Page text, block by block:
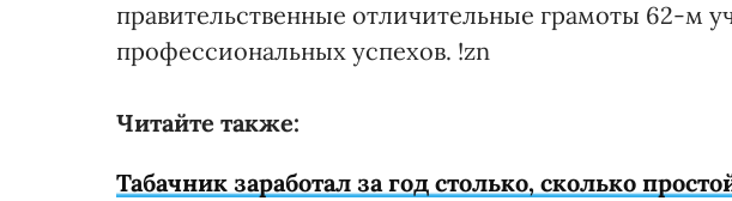
правительственные отличительные грамоты 62-м
профессиональных успехов. !zn
Читайте также:
Табачник заработал за год столько, сколько